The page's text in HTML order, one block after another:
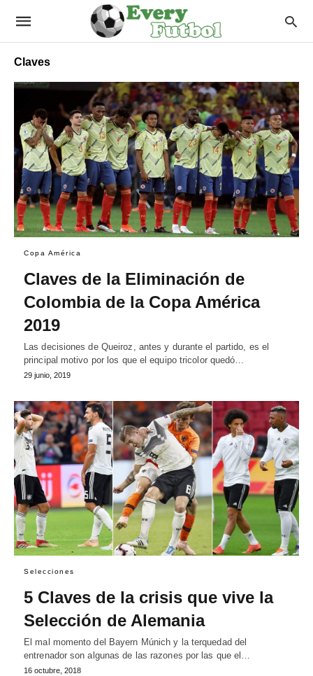
Claves
Copa América
Claves de la Eliminación de
Colombia de la Copa América
2019
Las decisiones de Queiroz, antes y durante el partido, es el
principal motivo por los que el equipo tricolor quedó…
29 junio, 2019
Selecciones
5 Claves de la crisis que vive la
Selección de Alemania
El mal momento del Bayern Múnich y la terquedad del
entrenador son algunas de las razones por las que el…
16 octubre, 2018